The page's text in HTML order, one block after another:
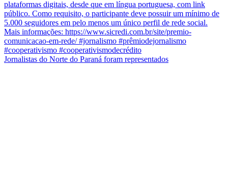
Jornalistas do Norte do Paraná foram representados